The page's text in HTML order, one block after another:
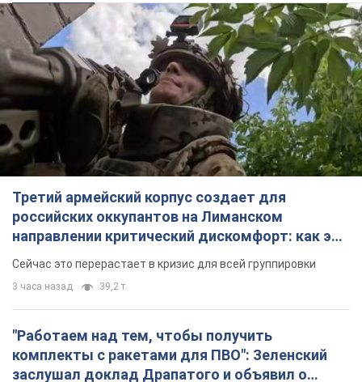
Третий армейский корпус создает для
российских оккупантов на Лиманском
направлении критический дискомфорт: как это
удалось
Сейчас это перерастает в кризис для всей группировки
3 часа назад 39,2 т.
"Работаем над тем, чтобы получить
комплекты с ракетами для ПВО": Зеленский
заслушал доклад Драпатого и объявил о